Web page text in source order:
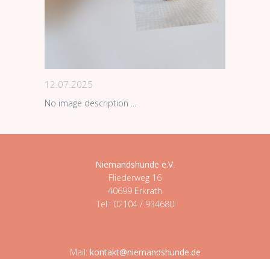
12.07.2025
No image description ...
Niemandshunde e.V.
Fliederweg 16
40699 Erkrath
Tel.: 02104 / 934680
Mail: kontakt@niemandshunde.de